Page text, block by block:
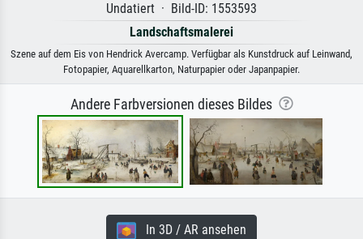
Undatiert · Bild-ID: 1553593
Landschaftsmalerei
Szene auf dem Eis von Hendrick Avercamp. Verfügbar als Kunstdruck auf Leinwand,
Fotopapier, Aquarellkarton, Naturpapier oder Japanpapier.
Andere Farbversionen dieses Bildes
In 3D / AR ansehen